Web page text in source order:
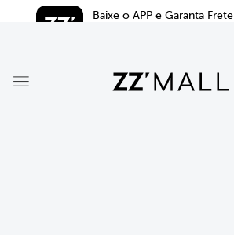
Baixe o APP e Garanta Frete